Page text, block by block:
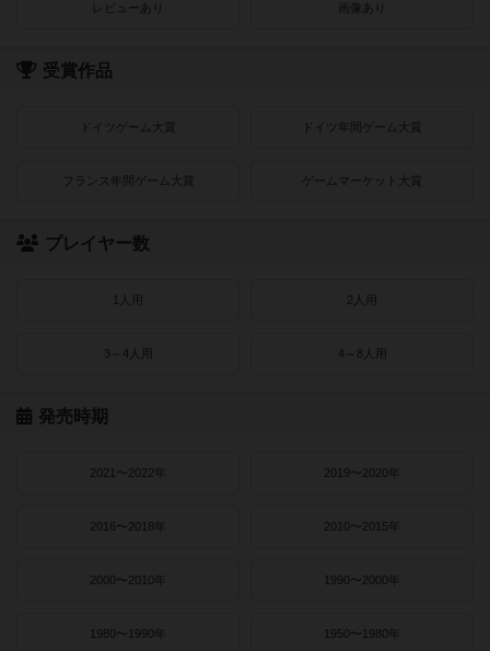
レビューあり 画像あり
受賞作品
ドイツゲーム大賞 ドイツ年間ゲーム大賞
フランス年間ゲーム大賞 ゲームマーケット大賞
プレイヤー数
1人用 2人用
3～4人用 4～8人用
発売時期
2021〜2022年 2019〜2020年
2016〜2018年 2010〜2015年
2000〜2010年 1990〜2000年
1980〜1990年 1950〜1980年